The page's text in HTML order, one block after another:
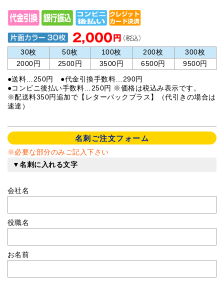
30枚 50枚 100枚 200枚
300枚
2000円
2500円 3500円 6500円
9500円
●送料…250円 ●代金引換手数料…290円
●コンビニ後払い手数料…250円 ※価格は税込み表示です。
※配送料350円追加で【レターパックプラス】（代引きの場合は
速達）
名刺ご注文フォーム
※必要な部分のみご記入下さい
▼名刺に入れる文字
会社名
役職名
お名前